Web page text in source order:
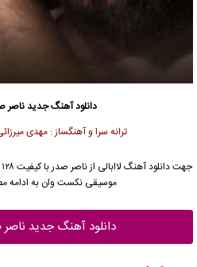
دانلود آهنگ جدیدناصر
ترانه سرا و آهنگساز : مهدی
جهت دانلود آهنگ لاابالی ازناصر صدر
موسیقی نکست وان به ادامه
دانلود آهنگ جدید ناصر